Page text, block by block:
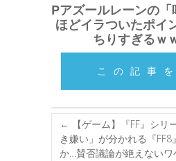
Pアズールレーンの
ほどイラついたポイ
ちりすぎるｗ
この記事
←
【ゲーム】『FF』シリ
き嫌い」が分かれる『
か…賛否議論が絶えないワ